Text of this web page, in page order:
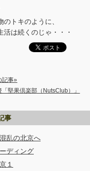
トキのように、
は続くのじゃ・・・
記事»
「堅果倶楽部（NutsClub）」
事
乱の北京へ
ディング
１